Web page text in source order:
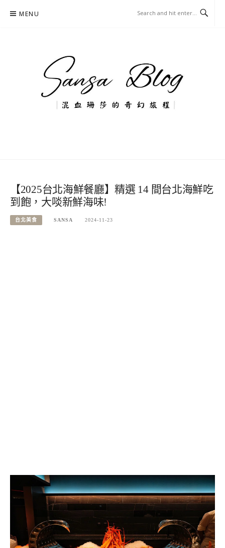
MENU
【2025台北海鮮餐廳】精選 14 間台北海鮮吃
到飽，大啖新鮮海味!
台北美食 SANSA 2024-11-23